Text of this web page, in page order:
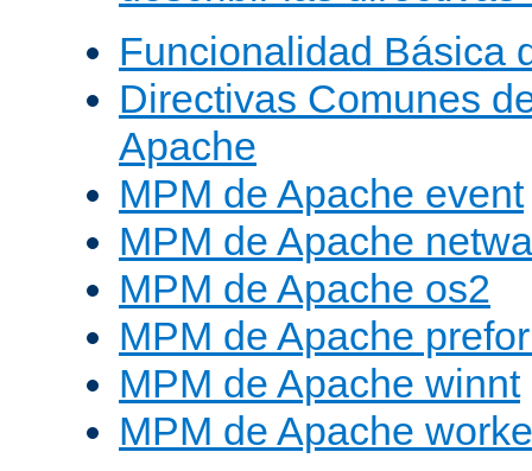
Funcionalidad Básica
Directivas Comunes
Apache
MPM de Apache event
MPM de Apache
MPM de Apache os2
MPM de Apache
MPM de Apache winnt
MPM de Apache